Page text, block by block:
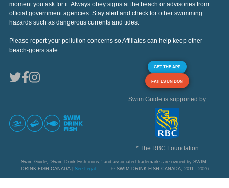
moment you ask for it. Always obey signs at the beach or advisories from
official government agencies. Stay alert and check for other swimming
hazards such as dangerous currents and tides.
Please report your pollution concerns so Affiliates can help keep other
beach-goers safe.
GET THE APP
FAITES UN DON
Swim Guide is supported by
* The RBC Foundation
Swim Guide, "Swim Drink Fish icons," and associated trademarks are owned by SWIM
DRINK FISH CANADA | See Legal © SWIM DRINK FISH CANADA, 2011 - 2026